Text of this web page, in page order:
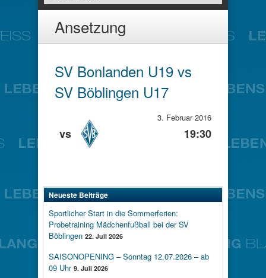
Ansetzung
SV Bonlanden U19 vs
SV Böblingen U17
vs
3. Februar 2016
19:30
Neueste Beiträge
Sportlicher Start in die Sommerferien:
Probetraining Mädchenfußball bei der SV
Böblingen 22. Juli 2026
SAISONOPENING – Sonntag 12.07.2026 – ab
09 Uhr 9. Juli 2026